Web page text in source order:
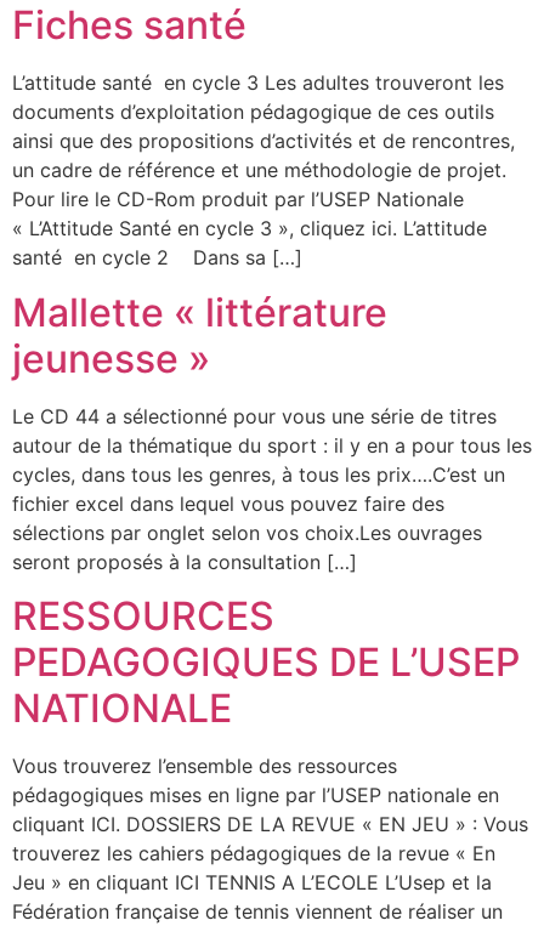
Fiches santé
L’attitude santé en cycle 3 Les adultes trouveront les
documents d’exploitation pédagogique de ces outils
ainsi que des propositions d’activités et de rencontres,
un cadre de référence et une méthodologie de projet.
Pour lire le CD-Rom produit par l’USEP Nationale
« L’Attitude Santé en cycle 3 », cliquez ici. L’attitude
santé en cycle 2 Dans sa […]
Mallette « littérature
jeunesse »
Le CD 44 a sélectionné pour vous une série de titres
autour de la thématique du sport : il y en a pour tous les
cycles, dans tous les genres, à tous les prix….C’est un
fichier excel dans lequel vous pouvez faire des
sélections par onglet selon vos choix.Les ouvrages
seront proposés à la consultation […]
RESSOURCES
PEDAGOGIQUES DE L’USEP
NATIONALE
Vous trouverez l’ensemble des ressources
pédagogiques mises en ligne par l’USEP nationale en
cliquant ICI. DOSSIERS DE LA REVUE « EN JEU » : Vous
trouverez les cahiers pédagogiques de la revue « En
Jeu » en cliquant ICI TENNIS A L’ECOLE L’Usep et la
Fédération française de tennis viennent de réaliser un